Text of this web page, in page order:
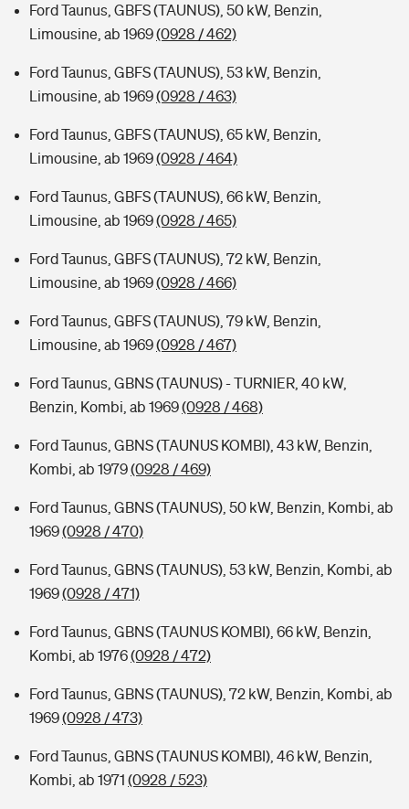
Ford Taunus, GBFS (TAUNUS), 50 kW, Benzin,
Limousine, ab 1969(0928 / 462)
Ford Taunus, GBFS (TAUNUS), 53 kW, Benzin,
Limousine, ab 1969(0928 / 463)
Ford Taunus, GBFS (TAUNUS), 65 kW, Benzin,
Limousine, ab 1969(0928 / 464)
Ford Taunus, GBFS (TAUNUS), 66 kW, Benzin,
Limousine, ab 1969(0928 / 465)
Ford Taunus, GBFS (TAUNUS), 72 kW, Benzin,
Limousine, ab 1969(0928 / 466)
Ford Taunus, GBFS (TAUNUS), 79 kW, Benzin,
Limousine, ab 1969(0928 / 467)
Ford Taunus, GBNS (TAUNUS) - TURNIER, 40 kW,
Benzin, Kombi, ab 1969(0928 / 468)
Ford Taunus, GBNS (TAUNUS KOMBI), 43 kW, Benzin,
Kombi, ab 1979(0928 / 469)
Ford Taunus, GBNS (TAUNUS), 50 kW, Benzin, Kombi, ab
1969(0928 / 470)
Ford Taunus, GBNS (TAUNUS), 53 kW, Benzin, Kombi, ab
1969(0928 / 471)
Ford Taunus, GBNS (TAUNUS KOMBI), 66 kW, Benzin,
Kombi, ab 1976(0928 / 472)
Ford Taunus, GBNS (TAUNUS), 72 kW, Benzin, Kombi, ab
1969(0928 / 473)
Ford Taunus, GBNS (TAUNUS KOMBI), 46 kW, Benzin,
Kombi, ab 1971 (0928 / 523)